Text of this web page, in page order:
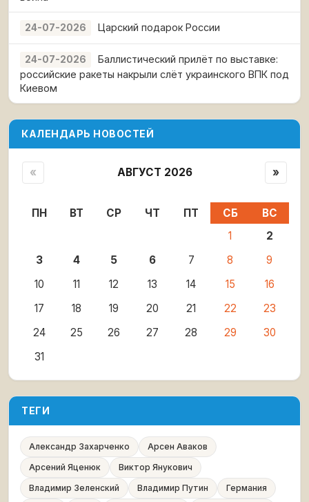
24-07-2026 Царский подарок России
24-07-2026
Баллистический прилёт по выставке:
российские ракеты накрыли слёт украинского ВПК под
Киевом
КАЛЕНДАРЬ НОВОСТЕЙ
« АВГУСТ 2026 »
ПН ВТ СР ЧТ ПТ СБ
ВС
1
2
3
4 5 6 7 8
9
10
11 12 13 14 15
16
17
18 19 20 21 22
23
24
25 26 27 28 29
30
31
ТЕГИ
Александр Захарченко
Арсен Аваков
Арсений Яценюк
Виктор Янукович
Владимир Зеленский
Владимир Путин
Германия